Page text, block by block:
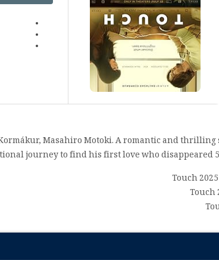
Masahiro Motoki. A romantic and thrilling
journey to find his first love who disappeared
Touch
Touch